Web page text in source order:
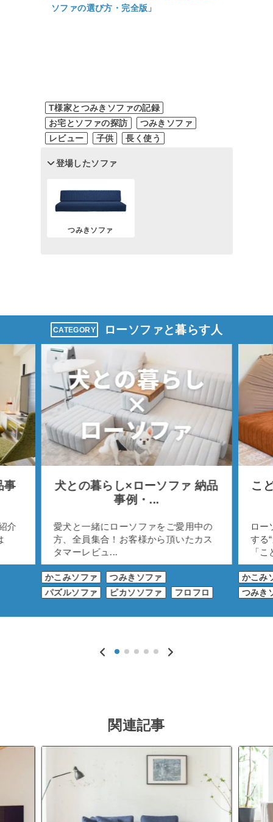
ソファの選び方・完全版」
T様家とつみきソファの記録
お宅とソファの探訪
つみきソファ
レビュー
子供 長く使う
登場したソファ
つみきソファ
CATEGORY ローソファと暮らす人
事
介
犬との暮らし×ローソファ 納品
事例・...
愛犬と一緒にローソファをご愛用中の
方、全員集合！お客様から頂いたカス
タマーレビュ...
かこみソファ
つみきソファ
パズルソファ
ピカソソファ フロフロ
こ
ロー
する
「
かこみ
つみき
関連記事